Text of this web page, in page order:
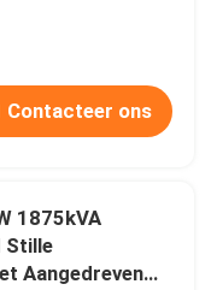
Contacteer ons
1875kVA
Stille
Aangedreven